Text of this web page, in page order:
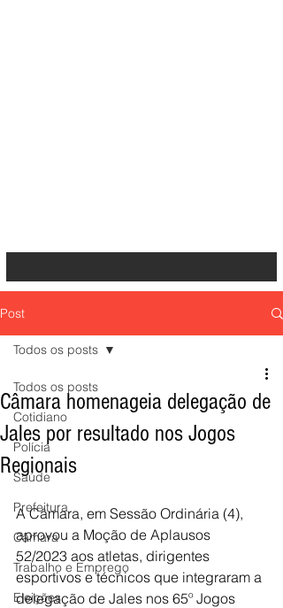
Post
Todos os posts
Cotidiano
Polícia
Saúde
Prefeitura
Câmara
Trabalho e Emprego
Eleições
Todos os posts
Câmara homenageia delegação de
Jales por resultado nos Jogos
Regionais
A Câmara, em Sessão Ordinária (4),
aprovou a Moção de Aplausos
52/2023 aos atletas, dirigentes
esportivos e técnicos que integraram a
delegação de Jales nos 65º Jogos